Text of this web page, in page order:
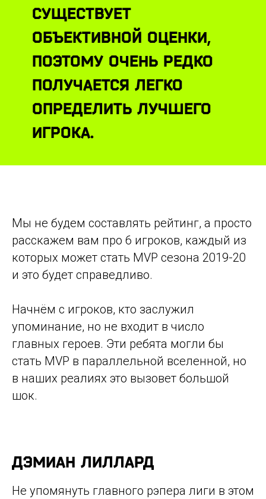
СУЩЕСТВУЕТ
ОБЪЕКТИВНОЙ ОЦЕНКИ,
ПОЭТОМУ ОЧЕНЬ РЕДКО
ПОЛУЧАЕТСЯ ЛЕГКО
ОПРЕДЕЛИТЬ ЛУЧШЕГО
ИГРОКА.
Мы не будем составлять рейтинг, а просто
расскажем вам про 6 игроков, каждый из
которых может стать MVP сезона 2019-20
и это будет справедливо.
Начнём с игроков, кто заслужил
упоминание, но не входит в число
главных героев. Эти ребята могли бы
стать MVP в параллельной вселенной, но
в наших реалиях это вызовет большой
шок.
ДЭМИАН ЛИЛЛАРД
Не упомянуть главного рэпера лиги в этом